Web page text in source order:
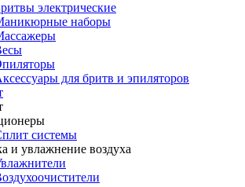
электрические
наборы
для бритв и эпиляторов
системы
и увлажнение воздуха